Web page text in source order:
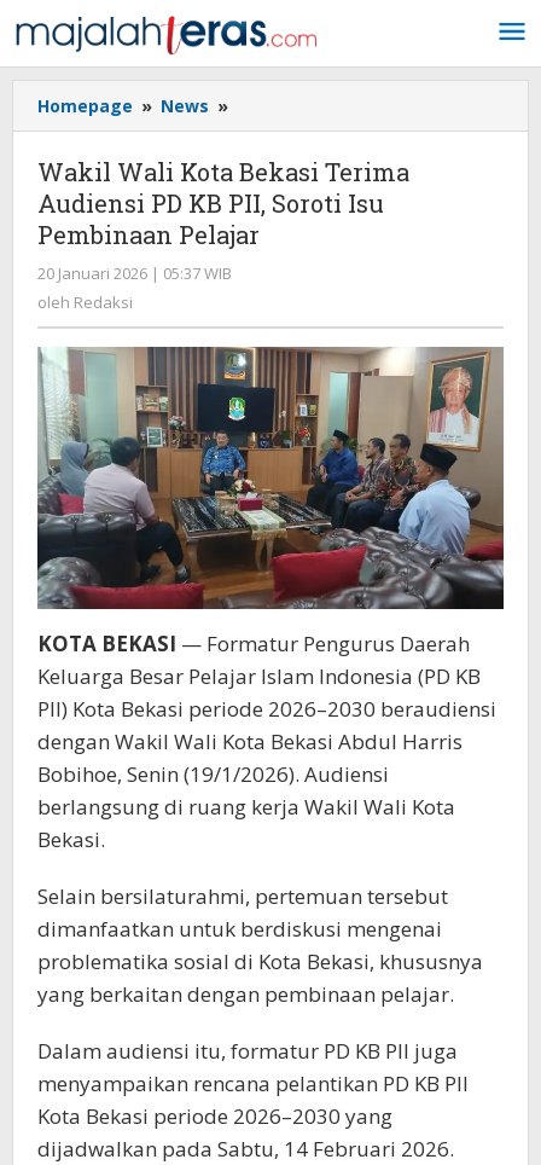
ke
konten
Homepage » News »
Wali
Kota
Bekasi
Terima
Audiensi
Soroti
Isu
Pembinaan
Pelajar
Wakil Wali Kota Bekasi Terima
Audiensi PD KB PII, Soroti Isu
Pembinaan Pelajar
20 Januari 2026 | 05:37 WIB
oleh Redaksi
KOTA BEKASI — Formatur Pengurus Daerah
Keluarga Besar Pelajar Islam Indonesia (PD KB
PII) Kota Bekasi periode 2026–2030 beraudiensi
dengan Wakil Wali Kota Bekasi Abdul Harris
Bobihoe, Senin (19/1/2026). Audiensi
berlangsung di ruang kerja Wakil Wali Kota
Bekasi.
Selain bersilaturahmi, pertemuan tersebut
dimanfaatkan untuk berdiskusi mengenai
problematika sosial di Kota Bekasi, khususnya
yang berkaitan dengan pembinaan pelajar.
Dalam audiensi itu, formatur PD KB PII juga
menyampaikan rencana pelantikan PD KB PII
Kota Bekasi periode 2026–2030 yang
dijadwalkan pada Sabtu, 14 Februari 2026.